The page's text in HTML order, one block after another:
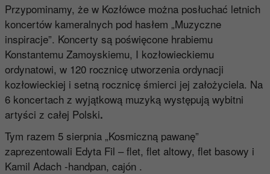
Przypominamy, że w Kozłówce można posłuchać letnich
koncertów kameralnych pod hasłem „Muzyczne
inspiracje”. Koncerty są poświęcone hrabiemu
Konstantemu Zamoyskiemu, I kozłowieckiemu
ordynatowi, w 120 rocznicę utworzenia ordynacji
kozłowieckiej i setną rocznicę śmierci jej założyciela. Na
6 koncertach z wyjątkową muzyką występują wybitni
artyści z całej Polski.
Tym razem 5 sierpnia „Kosmiczną pawanę”
zaprezentowali Edyta Fil – flet, flet altowy, flet basowy i
Kamil Adach -handpan, cajón .